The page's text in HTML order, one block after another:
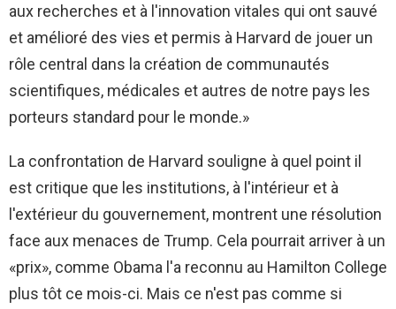
aux recherches et à l'innovation vitales qui ont sauvé
et amélioré des vies et permis à Harvard de jouer un
rôle central dans la création de communautés
scientifiques, médicales et autres de notre pays les
porteurs standard pour le monde.»
La confrontation de Harvard souligne à quel point il
est critique que les institutions, à l'intérieur et à
l'extérieur du gouvernement, montrent une résolution
face aux menaces de Trump. Cela pourrait arriver à un
«prix», comme Obama l'a reconnu au Hamilton College
plus tôt ce mois-ci. Mais ce n'est pas comme si